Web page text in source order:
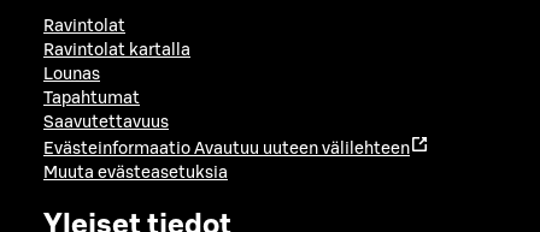
Ravintolat
Ravintolat kartalla
Lounas
Tapahtumat
Saavutettavuus
Evästeinformaatio Avautuu uuteen välilehteen
Muuta evästeasetuksia
Yleiset tiedot